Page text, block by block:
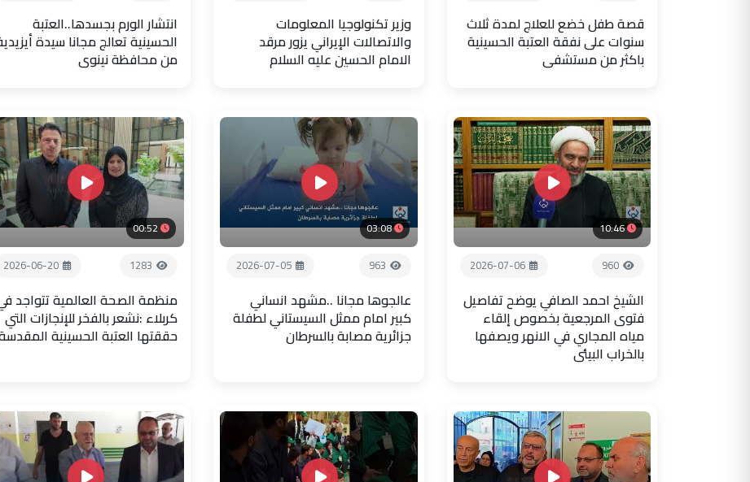
قصة طفل خضع للعلاج لمدة ثلاث
سنوات على نفقة العتبة الحسينية
باكثر من مستشفى
وزير تكنولوجيا المعلومات
والاتصالات الإيراني يزور مرقد
الامام الحسين عليه السلام
انتشار الورم بجسدها..العتبة
الحسينية تعالج مجانا سيدة
من محافظة نينوى
10:46
960
2026-07-06
الشيخ احمد الصافي يوضح تفاصيل
فتوى المرجعية بخصوص إلقاء
مياه المجاري في الانهر ويصفها
بالخراب البيئي
03:08
963
2026-07-05
عالجوها مجانا ..مشهد انساني
كبير امام ممثل السيستاني لطفلة
جزائرية مصابة بالسرطان
00:52
1283
2026-06-20
منظمة الصحة العالمية تتواجد
كربلاء :نشعر بالفخر للإنجازات التي
حققتها العتبة الحسينية